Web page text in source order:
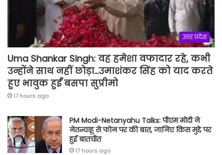
उत्तर प्रदेश
Uma Shankar Singh: वह हमेशा वफादार रहे, कभी
उन्होंने साथ नहीं छोड़ा…उमाशंकर सिंह को याद करते
हुए भावुक हुईं बसपा सुप्रीमो
17 hours ago
PM Modi-Netanyahu Talks: पीएम मोदी ने
नेतन्याहू से फोन पर की बात, जानिए किस मुद्दे पर
हुई बातचीत
17 hours ago